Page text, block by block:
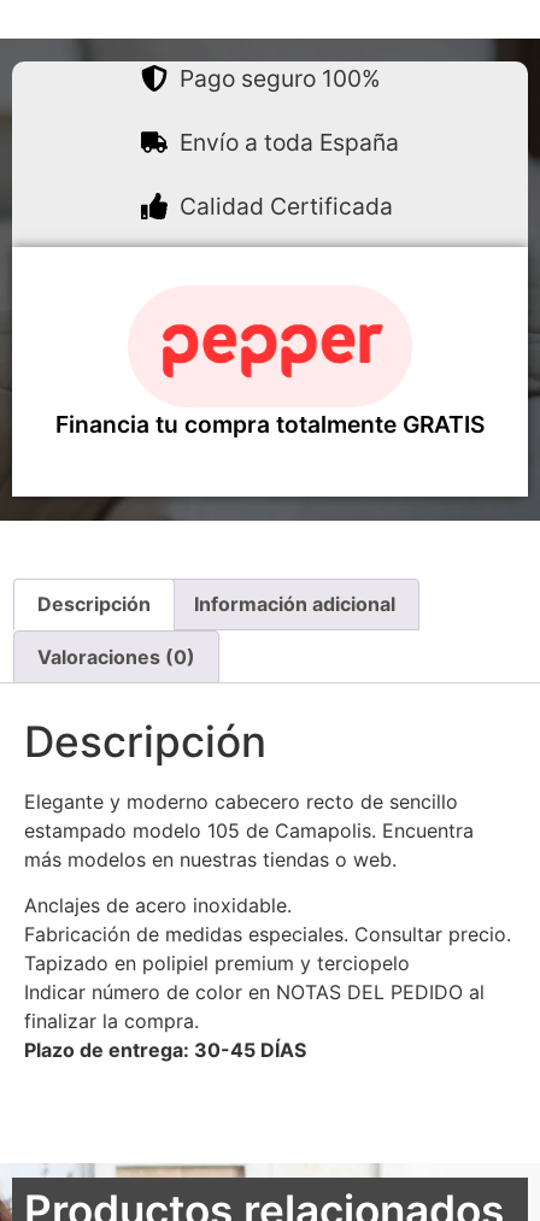
Pago seguro 100%
Envío a toda España
Calidad Certificada
Financia tu compra totalmente GRATIS
Descripción Información adicional
Valoraciones (0)
Descripción
Elegante y moderno cabecero recto de sencillo
estampado modelo 105 de Camapolis. Encuentra
más modelos en nuestras tiendas o web.
Anclajes de acero inoxidable.
Fabricación de medidas especiales. Consultar precio.
Tapizado en polipiel premium y terciopelo
Indicar número de color en NOTAS DEL PEDIDO al
finalizar la compra.
Plazo de entrega: 30-45 DÍAS